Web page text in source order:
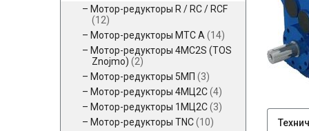
Мотор-редукторы R / RC / RCF
(12)
Мотор-редукторы MTC A (14)
Мотор-редукторы 4MC2S (TOS
Znojmo) (2)
Мотор-редукторы 5МП (3)
Мотор-редукторы 4МЦ2С(4)
Мотор-редукторы 1МЦ2С(3)
Мотор-редукторы TNC(10)